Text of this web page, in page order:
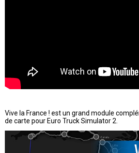
Vive la France ! est un grand module
de carte pour Euro Truck Simulator 2.